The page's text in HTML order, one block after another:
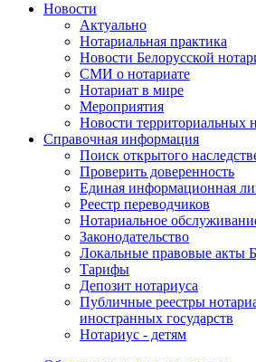
Новости
Актуально
Нотариальная практика
Новости Белорусской
СМИ о нотариате
Нотариат в мире
Мероприятия
Новости территориальных
Справочная информация
Поиск открытого
Проверить доверенность
Единая информационная
Реестр переводчиков
Нотариальное
Законодательство
Локальные правовые акты
Тарифы
Депозит нотариуса
Публичные реестры
иностранных государств
Нотариус - детям